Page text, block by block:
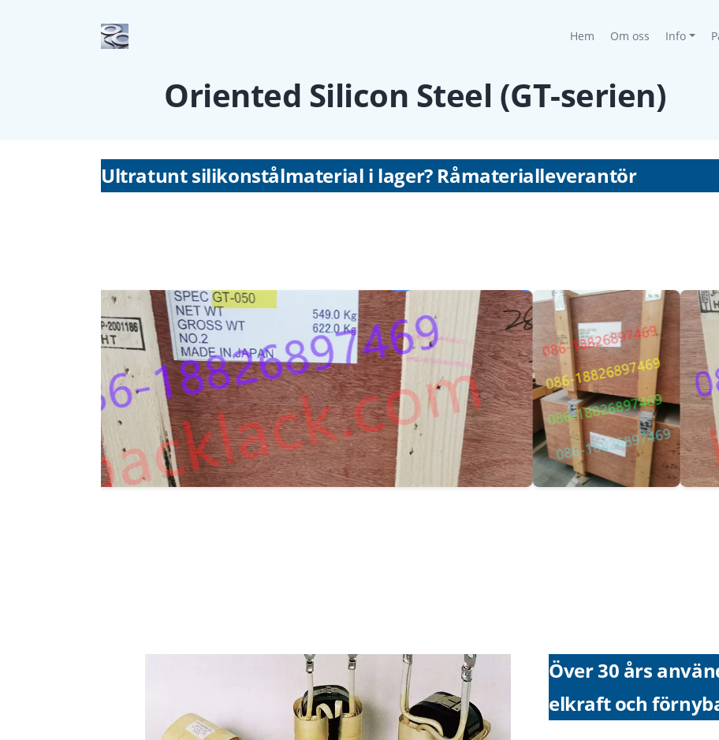
Hem (current)
Om oss Info
Oriented Silicon Steel (GT-serien)
Ultratunt silikonstålmaterial i lager? Råmaterialleverantör
Över 30 års
elkraft och